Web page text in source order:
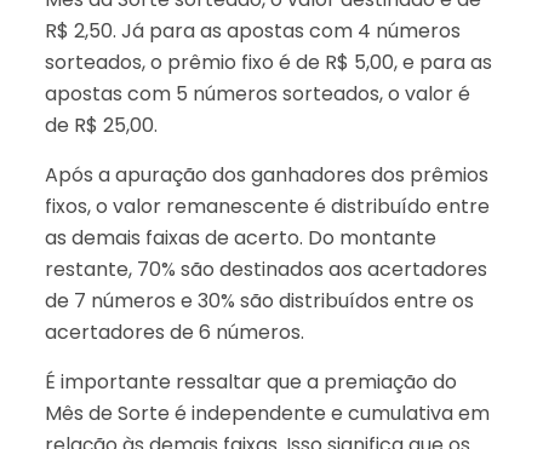
R$ 2,50. Já para as apostas com 4 números
sorteados, o prêmio fixo é de R$ 5,00, e para as
apostas com 5 números sorteados, o valor é
de R$ 25,00.
Após a apuração dos ganhadores dos prêmios
fixos, o valor remanescente é distribuído entre
as demais faixas de acerto. Do montante
restante, 70% são destinados aos acertadores
de 7 números e 30% são distribuídos entre os
acertadores de 6 números.
É importante ressaltar que a premiação do
Mês de Sorte é independente e cumulativa em